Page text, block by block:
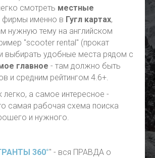
смотреть местные
фирмы именно в Гугл картах,
нужную тему на английском
"scooter rental" (прокат
выбирать удобные места рядом с
главное - там должно быть
и средним рейтингом 4.6+.
легко, а самое интересное -
самая рабочая схема поиска
и нужного.
360°" - вся ПРАВДА о